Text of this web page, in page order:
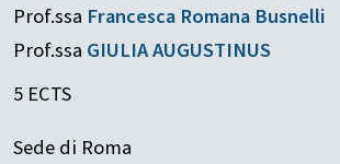
Prof.ssa Francesca Romana Busnelli
Prof.ssa GIULIAAUGUSTINUS
5 ECTS
Sede di Roma